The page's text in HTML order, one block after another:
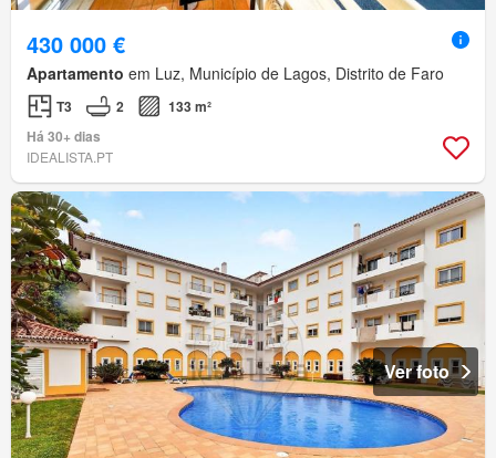
430 000 €
Apartamento em Luz, Município de Lagos, Distrito de Faro
T3 2
133 m²
Há 30+ dias
IDEALISTA.PT
Ver foto